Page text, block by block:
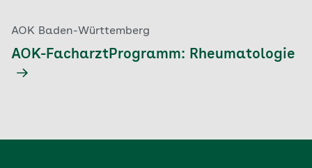
AOK Baden-Württemberg
AOK-FacharztProgramm: Rheumatologie